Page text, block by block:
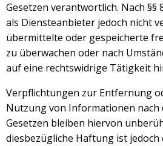
Gesetzen verantwortlich. Nach §§
als Diensteanbieter jedoch nicht
übermittelte oder gespeicherte
zu überwachen oder nach
auf eine rechtswidrige Tätigkeit
Verpflichtungen zur Entfernung
Nutzung von Informationen nach
Gesetzen bleiben hiervon
diesbezügliche Haftung ist